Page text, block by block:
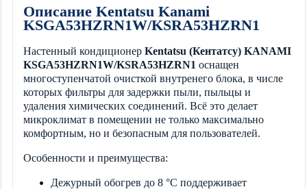
Описание Kentatsu Kanami
KSGA53HZRN1W/KSRA53HZRN1
Настенный кондиционер Kentatsu (Кентатсу) KANAMI
KSGA53HZRN1W/KSRA53HZRN1 оснащен
многоступенчатой очисткой внутренего блока, в числе
которых фильтры для задержки пыли, пыльцы и
удаления химических соединений. Всё это делает
микроклимат в помещении не только максимально
комфортным, но и безопасным для пользователей.
Особенности и преимущества:
Дежурный обогрев до 8 °C поддерживает